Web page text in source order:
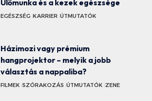
Ülőmunka és a kezek egészsége
EGÉSZSÉG KARRIER ÚTMUTATÓK
Házimozi vagy prémium
hangprojektor – melyik a jobb
választás a nappaliba?
FILMEK SZÓRAKOZÁS ÚTMUTATÓK ZENE